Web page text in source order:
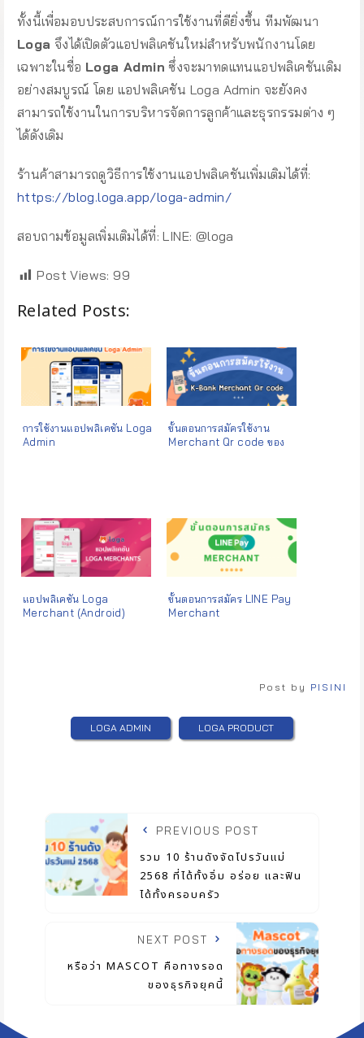
ทั้งนี้เพื่อมอบประสบการณ์การใช้งานที่ดียิ่งขึ้น ทีมพัฒนา
Loga จึงได้เปิดตัวแอปพลิเคชันใหม่สำหรับพนักงานโดย
เฉพาะในชื่อ Loga Admin ซึ่งจะมาทดแทนแอปพลิเคชันเดิม
อย่างสมบูรณ์ โดย แอปพลิเคชัน Loga Admin จะยังคง
สามารถใช้งานในการบริหารจัดการลูกค้าและธุรกรรมต่าง ๆ
ได้ดังเดิม
ร้านค้าสามารถดูวิธีการใช้งานแอปพลิเคชันเพิ่มเติมได้ที่:
https://blog.loga.app/loga-admin/
สอบถามข้อมูลเพิ่มเติมได้ที่: LINE: @loga
Post Views: 99
Related Posts:
การใช้งานแอปพลิเคชัน Loga
Admin
ขั้นตอนการสมัครใช้งาน
Merchant Qr code ของ
แอปพลิเคชัน Loga
Merchant (Android)
ขั้นตอนการสมัคร LINE Pay
Merchant
Post by PISINI
LOGA ADMIN LOGA PRODUCT
PREVIOUS POST
รวม 10 ร้านดังจัดโปรวันแม่
2568 ที่ได้ทั้งอิ่ม อร่อย และฟิน
ได้ทั้งครอบครัว
NEXT POST
หรือว่า MASCOT คือทางรอด
ของธุรกิจยุคนี้